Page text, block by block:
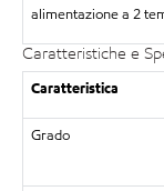
alimentazione a 2
Caratteristiche e
Caratteristica
Grado